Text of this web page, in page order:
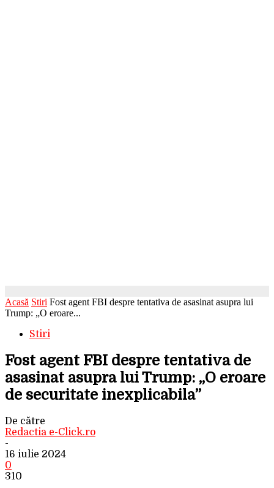
Acasă Stiri Fost agent FBI despre tentativa de asasinat asupra lui
Trump: „O eroare...
Stiri
Fost agent FBI despre tentativa de
asasinat asupra lui Trump: „O eroare
de securitate inexplicabila”
De către
Redactia e-Click.ro
-
16 iulie 2024
0
310